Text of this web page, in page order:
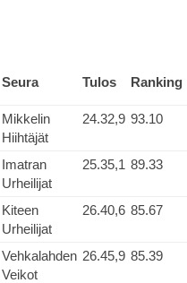
Seura Tulos Ranking
Mikkelin
Hiihtäjät
24.32,9 93.10
Imatran
Urheilijat
25.35,1 89.33
Kiteen
Urheilijat
26.40,6 85.67
Vehkalahden
Veikot
26.45,9 85.39